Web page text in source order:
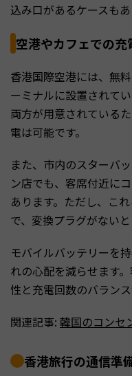
込み口があるケースもあ
空港やカフェでの充
香港国際空港には、無
ーミナルに設置されて
両方が用意されている
電は可能です。
また、市内のスターバ
ン店でも、客席付近に
あります。ただし、こ
で、変換プラグがない
モバイルバッテリーを
れの心配を減らせます
性と充電回数のバラン
関連記事: 韓国のコンセ
香港旅行の通信準